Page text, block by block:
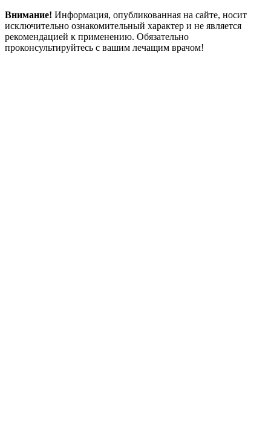
Внимание! Информация, опубликованная на сайте, носит
исключительно ознакомительный характер и не является
рекомендацией к применению. Обязательно
проконсультируйтесь с вашим лечащим врачом!